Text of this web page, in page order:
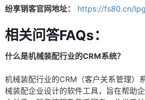
纷享销客官网地址： https://fs80.cn/
相关问答FAQs：
什么是机械装配行业的CRM系统？
机械装配行业的CRM（客户关系管理）
械装配企业设计的软件工具，旨在帮助